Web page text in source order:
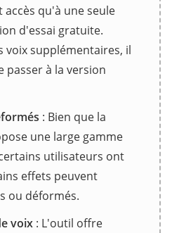
qu'à une seule
d'essai gratuite.
voix supplémentaires, il
passer à la version
: Bien que la
une large gamme
utilisateurs ont
effets peuvent
ou déformés.
voix : L'outil offre